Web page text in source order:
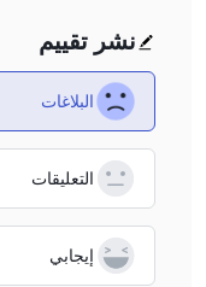
مخاوف تنظيمية
استنتاج
الحصول على مزيد من
فإن الوضع غير المنظم
شفافة لضمان سلامة
نشر تقييم
البلاغات
التعليقات
إيجابي